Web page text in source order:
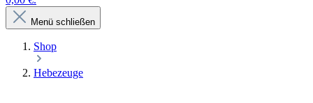
Menü schließen
Shop
Hebezeuge